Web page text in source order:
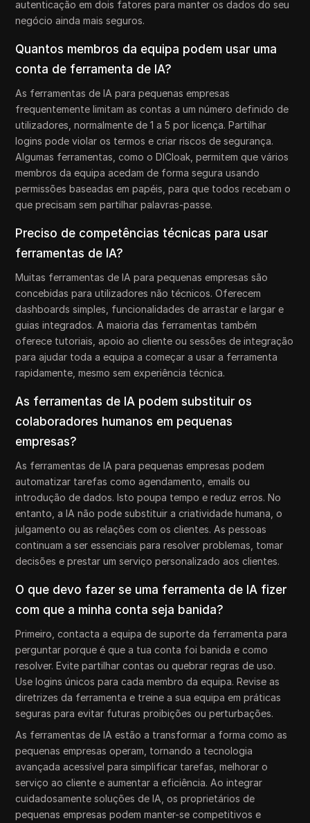
autenticação em dois fatores para manter os dados do seu
negócio ainda mais seguros.
Quantos membros da equipa podem usar uma
conta de ferramenta de IA?
As ferramentas de IA para pequenas empresas
frequentemente limitam as contas a um número definido de
utilizadores, normalmente de 1 a 5 por licença. Partilhar
logins pode violar os termos e criar riscos de segurança.
Algumas ferramentas, como o DICloak, permitem que vários
membros da equipa acedam de forma segura usando
permissões baseadas em papéis, para que todos recebam o
que precisam sem partilhar palavras-passe.
Preciso de competências técnicas para usar
ferramentas de IA?
Muitas ferramentas de IA para pequenas empresas são
concebidas para utilizadores não técnicos. Oferecem
dashboards simples, funcionalidades de arrastar e largar e
guias integrados. A maioria das ferramentas também
oferece tutoriais, apoio ao cliente ou sessões de integração
para ajudar toda a equipa a começar a usar a ferramenta
rapidamente, mesmo sem experiência técnica.
As ferramentas de IA podem substituir os
colaboradores humanos em pequenas
empresas?
As ferramentas de IA para pequenas empresas podem
automatizar tarefas como agendamento, emails ou
introdução de dados. Isto poupa tempo e reduz erros. No
entanto, a IA não pode substituir a criatividade humana, o
julgamento ou as relações com os clientes. As pessoas
continuam a ser essenciais para resolver problemas, tomar
decisões e prestar um serviço personalizado aos clientes.
O que devo fazer se uma ferramenta de IA fizer
com que a minha conta seja banida?
Primeiro, contacta a equipa de suporte da ferramenta para
perguntar porque é que a tua conta foi banida e como
resolver. Evite partilhar contas ou quebrar regras de uso.
Use logins únicos para cada membro da equipa. Revise as
diretrizes da ferramenta e treine a sua equipa em práticas
seguras para evitar futuras proibições ou perturbações.
As ferramentas de IA estão a transformar a forma como as
pequenas empresas operam, tornando a tecnologia
avançada acessível para simplificar tarefas, melhorar o
serviço ao cliente e aumentar a eficiência. Ao integrar
cuidadosamente soluções de IA, os proprietários de
pequenas empresas podem manter-se competitivos e